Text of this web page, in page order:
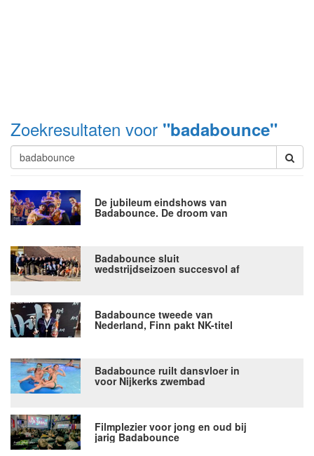
Zoekresultaten voor "badabounce"
De jubileum eindshows van
Badabounce. De droom van
Badabounce sluit
wedstrijdseizoen succesvol af
Badabounce tweede van
Nederland, Finn pakt NK-titel
Badabounce ruilt dansvloer in
voor Nijkerks zwembad
Filmplezier voor jong en oud bij
jarig Badabounce